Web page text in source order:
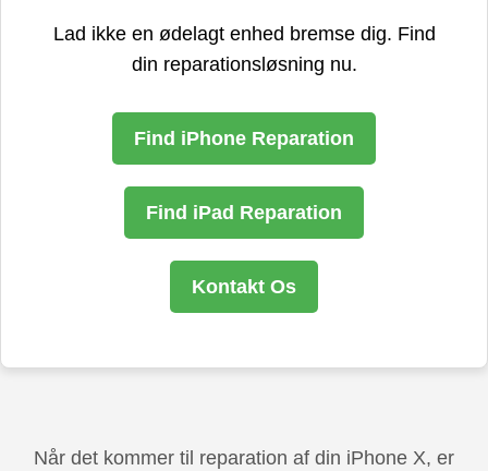
Lad ikke en ødelagt enhed bremse dig. Find
din reparationsløsning nu.
Find iPhone Reparation
Find iPad Reparation
Kontakt Os
Når det kommer til reparation af din iPhone X, er